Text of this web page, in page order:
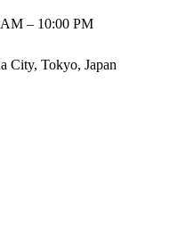
AM – 10:00 PM
City, Tokyo, Japan